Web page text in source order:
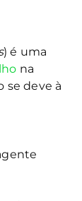
) é uma
na
se deve à